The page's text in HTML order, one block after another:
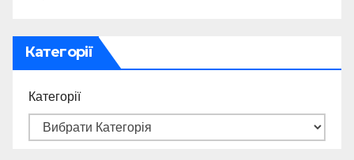
Категорії
Категорії